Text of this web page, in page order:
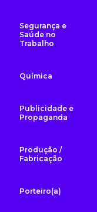
Segurança e
Saúde no
Trabalho
Química
Publicidade e
Propaganda
Produção /
Fabricação
Porteiro(a)